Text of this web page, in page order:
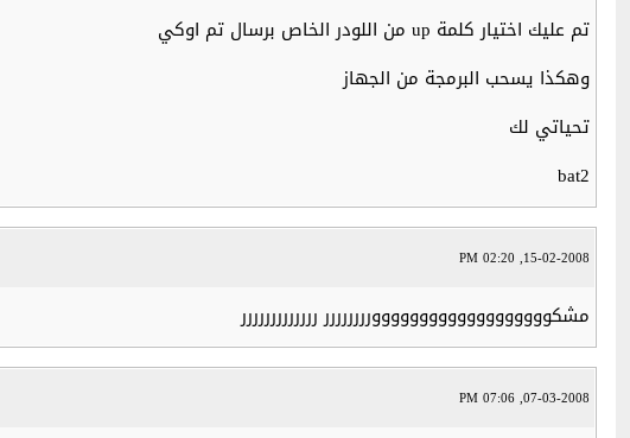
تم عليك اختيار كلمة up من اللودر الخاص برسال تم اوكي
وهكذا يسحب البرمجة من الجهاز
تحياتي لك
bat2
15-02-2008, 02:20 PM
مشكووووووووووووووووووورررررررر ررررررررررررر
07-03-2008, 07:06 PM